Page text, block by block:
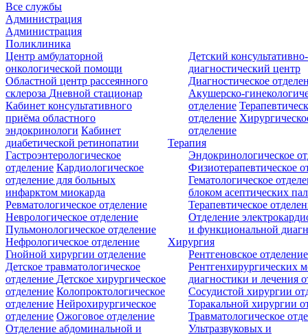
Все службы
Администрация
Администрация
Поликлиника
Центр амбулаторной
онкологической помощи
Областной центр рассеянного
склероза Дневной стационар
Кабинет консультативного
приёма областного
эндокринологи Кабинет
диабетической ретинопатии
Детский консультативно-
диагностический центр
Диагностическое
Акушерско-
отделение
отделение
отделение
Терапия
Гастроэнтерологическое
отделение Кардиологическое
отделение для больных
инфарктом миокарда
Ревматологическое отделение
Неврологическое отделение
Пульмонологическое отделение
Нефрологическое отделение
Эндокринологическое
Физиотерапевтическое
Гематологическое
блоком асептических
Терапевтическое
Отделение
и функциональной
Хирургия
Гнойной хирургии отделение
Детское травматологическое
отделение Детское хирургическое
отделение Колопроктологическое
отделение Нейрохирургическое
отделение Ожоговое отделение
Отделение абдоминальной и
Рентгеновское отделение
Рентгенхирургических
диагностики и лечения
Сосудистой хирургии
Торакальной хирургии
Травматологическое
Ультразвуковых и